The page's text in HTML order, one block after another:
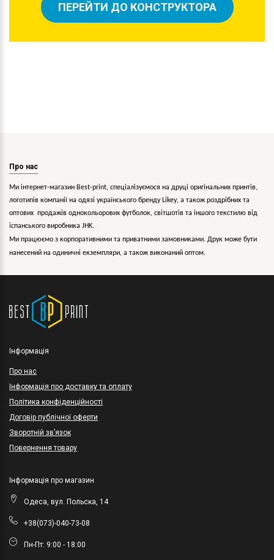
ПЕРЕЙТИ ДО КОНСТРУКТОРА
Про нас
Ми інтернет-магазин Best-print, спеціалізуємося на друці оригінальних принтів,
логотипів компанії на одязі українського бренду Likey, а також роздрібних та
оптових продажів однокольорових футболок, світшотів та іншого текстилю від
іспанського виробника JHK.
Ми працюємо з корпоративними та приватними замовниками. Друк може бути
нанесений на одиничні екземпляри, а також виконаний оптом.
Інформація
Про нас
Інформація про доставку та оплату
Політика конфіденційності
Договір публічної оферти
Зворотній зв’язок
Повернення товару
Інформація про магазин
Одеса, вул. Польска, 14
+38(073)-040-73-08
Пн-Пт: 9:00 - 18:00